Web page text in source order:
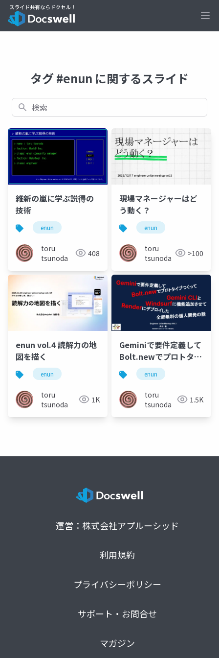
タグ #enun に関するスライド
検索
維新の嵐に学ぶ説得の
技術
enun
toru
tsunoda
408
現場マネージャーはど
う動く？
enun
toru
tsunoda
>100
enun vol.4 読解力の地
図を描く
enun
toru
tsunoda
1K
Geminiで要件定義して
Bolt.newでプロトタイ
プつくってGemini CLI
とWindsurfに機能追加
させてRenderにデプロ
イした全部無料の個人
開発の話
enun
toru
tsunoda
1.5K
運営：株式会社アプルーシッド
利用規約
プライバシーポリシー
サポート・お問合せ
マガジン